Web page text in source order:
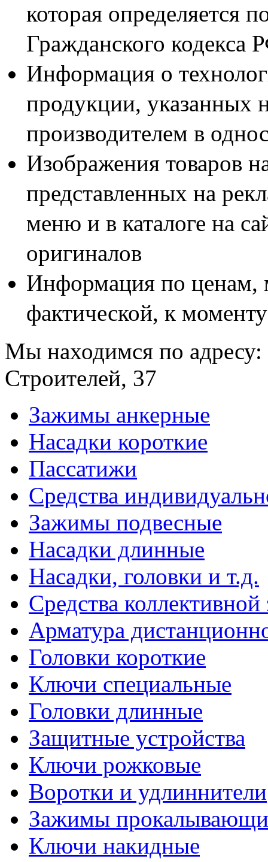
которая определяется
Гражданского кодекса
Информация о
продукции, указанных
производителем в
Изображения товаров
представленных на
меню и в каталоге на
оригиналов
Информация по ценам,
фактической, к
Мы находимся по адресу:
Строителей, 37
Зажимы анкерные
Насадки короткие
Пассатижи
Средства
Зажимы подвесные
Насадки длинные
Насадки, головки и т.д.
Средства
Арматура
Головки короткие
Ключи специальные
Головки длинные
Защитные устройства
Ключи рожковые
Воротки и удлиннители
Зажимы
Ключи накидные